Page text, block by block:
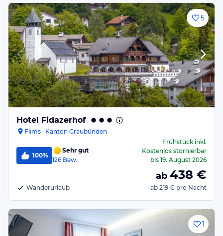
5
Hotel Fidazerhof
Flims · Kanton Graubünden
100%
Sehr gut
126 Bew.
Wanderurlaub
Frühstückinkl.
Kostenlos stornierbar
bis 19. August 2026
ab 438 €
ab 219 € pro Nacht
1